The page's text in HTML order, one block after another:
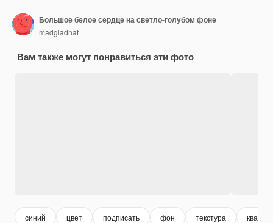
Большое белое сердце на светло-голубом фоне
madgladnat
Вам также могут понравиться эти фото
синий цвет подписать фон текстура